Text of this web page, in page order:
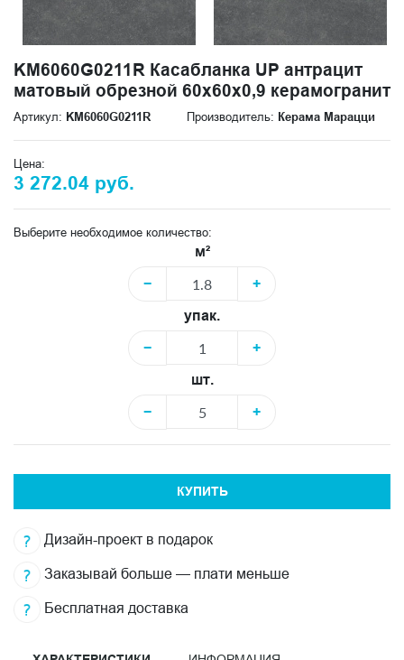
KM6060G0211R Касабланка UP антрацит
матовый обрезной 60x60x0,9 керамогранит
Артикул: KM6060G0211R Производитель: Керама Марацци
Цена:
3 272.04 руб.
Выберите необходимое количество:
м²
−
+
упак.
−
+
шт.
−
+
КУПИТЬ
Дизайн-проект в подарок
Заказывай больше — плати меньше
Бесплатная доставка